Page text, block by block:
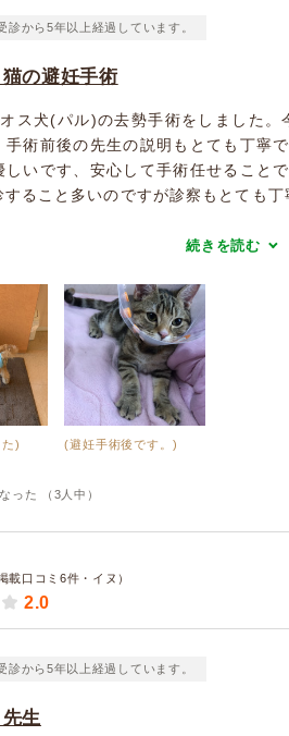
診から5年以上経過しています。
の避妊手術
ス犬(パル)の去勢手術をしました
手術前後の先生の説明もとても丁寧
しいです、安心して手術任せること
すること多いのですが診察もとても丁
続きを読む
) (避妊手術後です。)
った （ 3 人中）
載口コミ6件・イヌ）
2.0
診から5年以上経過しています。
生